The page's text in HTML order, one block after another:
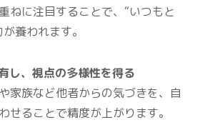
ねに注目することで、“いつもと
養われます。
し、視点の多様性を得る
家族など他者からの気づきを、自
せることで精度が上がります。